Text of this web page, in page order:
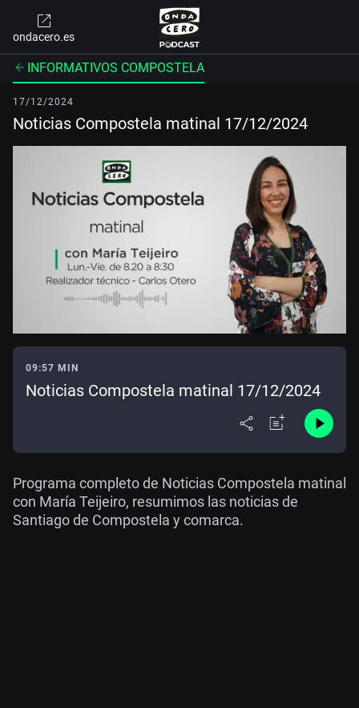
ondacero.es
INFORMATIVOS COMPOSTELA
17/12/2024
Noticias Compostela matinal 17/12/2024
09:57 MIN
Noticias Compostela matinal 17/12/2024
Programa completo de Noticias Compostela matinal
con María Teijeiro, resumimos las noticias de
Santiago de Compostela y comarca.